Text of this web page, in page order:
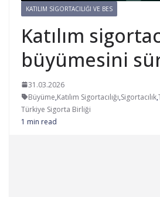
KATILIM SIGORTACILIĞI VE BES
Katılım
büyümesini
31.03.2026
Büyüme,Katılım Sigortacılığı,Sigortacılık,
Türkiye Sigorta Birliği
1 min read